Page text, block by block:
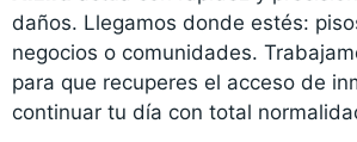
daños. Llegamos donde estés:
negocios o comunidades.
para que recuperes el acceso de
continuar tu día con total